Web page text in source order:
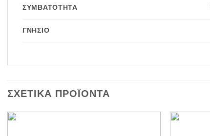
ΣΥΜΒΑΤΌΤΗΤΑ
ΓΝΉΣΙΟ
ΣΧΕΤΙΚΆ ΠΡΟΪΌΝΤΑ